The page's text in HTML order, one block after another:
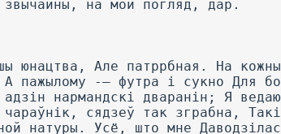
на мой погляд, дар.
юнацтва, Але патррбная. На
пажылому -— футра і сукно Для
нармандскі дваранін; Я
сядзеў так зграбна,
натуры. Усё, што мне